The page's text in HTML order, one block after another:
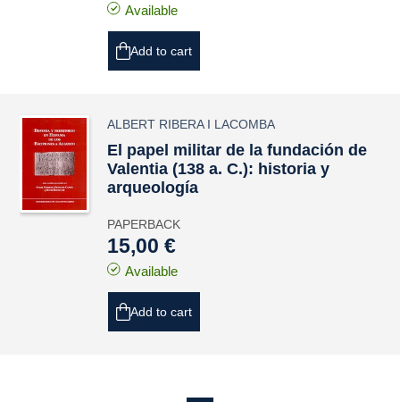
Available
Add to cart
ALBERT RIBERA I LACOMBA
El papel militar de la fundación de
Valentia (138 a. C.): historia y
arqueología
PAPERBACK
15,00 €
Available
Add to cart